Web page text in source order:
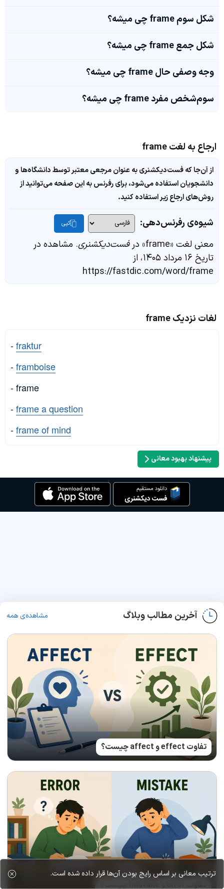
شکل سوم frame چی میشه؟
شکل جمع frame چی میشه؟
وجه وصفی حال frame چی میشه؟
سوم‌شخص مفرد frame چی میشه؟
ارجاع به لغت frame
از آن‌جا که فست‌دیکشنری به عنوان مرجعی معتبر توسط دانشگاه‌ها و
دانشجویان استفاده می‌شود، برای رفرنس به این صفحه می‌توانید از
روش‌های ارجاع زیر استفاده کنید.
شیوه‌ی رفرنس‌دهی: کپی
معنی لغت «frame» در فست‌دیکشنری. مشاهده در
تاریخ ۱۶ مرداد ۱۴۰۵، از
https://fastdic.com/word/frame
لغات نزدیک frame
-fraktur
-framboise
- frame
-frame a question
-frame of mind
پیشنهاد بهبود معانی
آخرین مطالب وبلاگ مشاهده‌ی همه
تفاوت effect و affect چیست؟
ترتیب معانی بر اساس رایج بودن آن‌ها قرار داده شده است.